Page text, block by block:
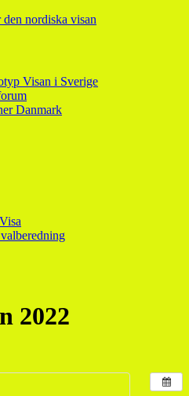
nordiska visan
2022